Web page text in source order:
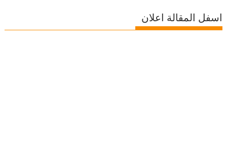
اسفل المقالة اعلان